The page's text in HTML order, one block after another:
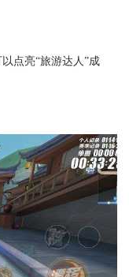
点亮“旅游达人”成